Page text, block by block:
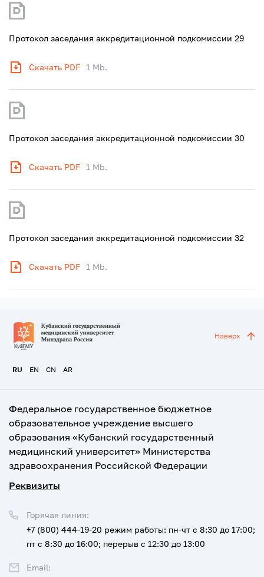
Протокол заседания аккредитационной подкомиссии 29
Скачать PDF 1 Mb.
Протокол заседания аккредитационной подкомиссии 30
Скачать PDF 1 Mb.
Протокол заседания аккредитационной подкомиссии 32
Скачать PDF 1 Mb.
RU EN CN AR
Наверх
Федеральное государственное бюджетное
образовательное учреждение высшего
образования «Кубанский государственный
медицинский университет» Министерства
здравоохранения Российской Федерации
Реквизиты
Горячая линия:
+7 (800) 444-19-20 режим работы: пн-чт с 8:30 до 17:00;
пт с 8:30 до 16:00; перерыв с 12:30 до 13:00
Email: